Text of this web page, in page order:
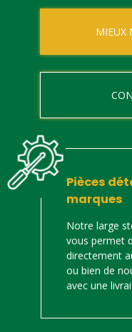
MIEUX
Pièces
marques
Notre large
vous permet
directement
ou bien de
avec une